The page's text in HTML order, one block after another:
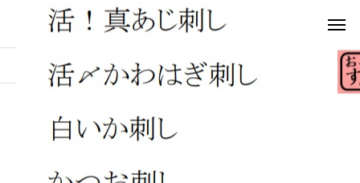
お知らせ osusume1
osusume1
2022.03.27